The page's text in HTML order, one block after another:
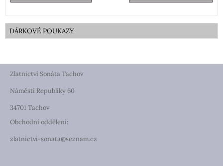
DÁRKOVÉ POUKAZY
Zlatnictví Sonáta Tachov
Náměstí Republiky 60
34701 Tachov
Obchodní oddělení:
zlatnictvi-sonata@seznam.cz